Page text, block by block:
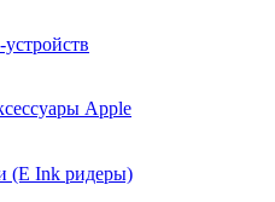
Apple
(E Ink ридеры)